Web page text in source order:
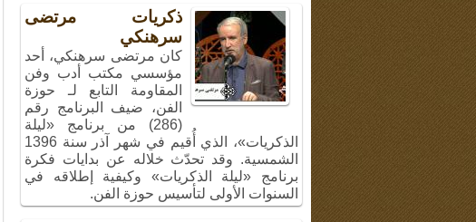
ذكريات مرتضى
سرهنكي
كان مرتضى سرهنكي، أحد
مؤسسي مكتب أدب وفن
المقاومة التابع لـ حوزة
الفن، ضيف البرنامج رقم
(286) من برنامج «ليلة
الذكريات»، الذي أُقيم في شهر آذر سنة 1396
الشمسية. وقد تحدّث خلاله عن بدايات فكرة
برنامج «ليلة الذكريات» وكيفية إطلاقه في
السنوات الأولى لتأسيس حوزة الفن.